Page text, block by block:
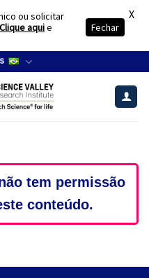
tem permissão
conteúdo.
ou solicitar
Clique aquie
Fechar
X